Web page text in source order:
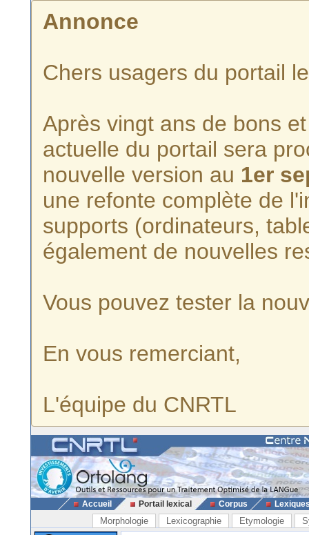
Annonce
Chers usagers du portail
Après vingt ans de bons
actuelle du portail sera
nouvelle version au 1er
une refonte complète de
supports (ordinateurs,
également de nouvelles
Vous pouvez tester la
En vous remerciant,
L'équipe du CNRTL
Accueil Portail lexical Corpus
Morphologie Lexicographie Etymologie